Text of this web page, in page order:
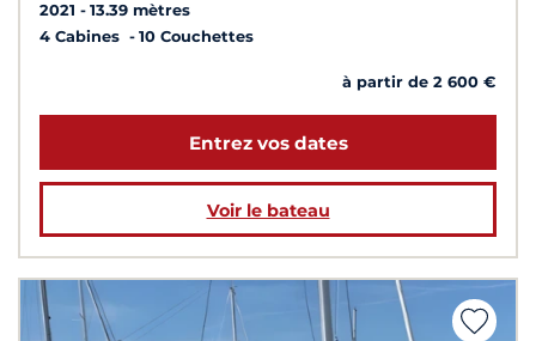
2021
13.39 mètres
4 Cabines
10 Couchettes
à partir de 2 600 €
Entrez vos dates
Voir le bateau